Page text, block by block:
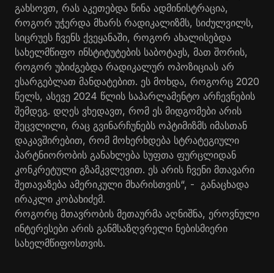
გახსოვთ, რას აკეთებდა წინა ადმინისტრაცია,
როგორ უჭერდა მხარს რადიკალიზმს, სიძულვილს,
სიცრუეს ჩვენს ქვეყანაში, როგორ ახალისებდა
სახელმწიფო ინსტიტუტების საბოტაჟს, მათ შორის,
როგორ უბიძგებდა რადიკალურ ოპოზიციას არ
ესარგებლათ მანდატებით. ეს მოხდა, როგორც 2020
წელს, ასევე 2024 წლის საპარლამენტო არჩევნების
შემდეგ. დღეს ვხედავთ, რომ ეს მიდგომები არის
შეცვლილი, რაც გვინარჩუნებს ოპტიმიზმს იმასთან
დაკავშირებით, რომ მოხერხდება სტრატეგიული
პარტნიორობის განახლება სუფთა ფურცლიდან
კონკრეტული გზამკვლევით. ეს არის ჩვენი მთავარი
შეთავაზება ამერიკული მხარისთვის“, - განაცხადა
ირაკლი კობახიძემ.
როგორც მთავრობის მეთაურმა აღნიშნა, ეროვნული
ინტერესები არის განმსაზღვრელი ნებისმიერი
სახელმწიფოსთვის.